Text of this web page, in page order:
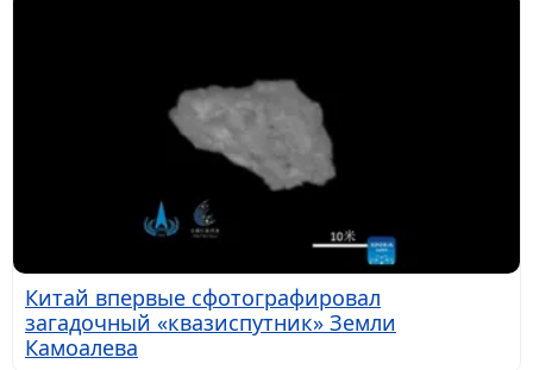
Китай впервые сфотографировал
загадочный «квазиспутник» Земли
Камоалева